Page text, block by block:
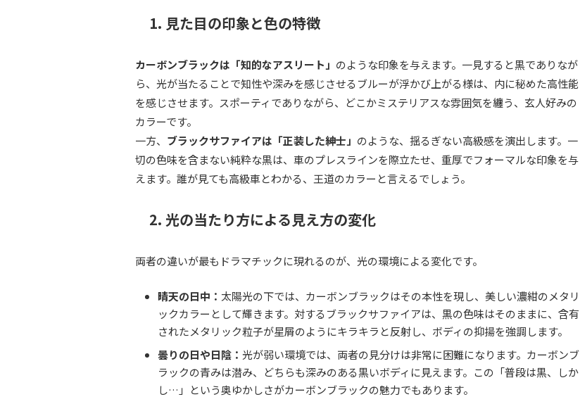
1. 見た目の印象と色の特徴
カーボンブラックは「知的なアスリート」 のような印象を与えます。一見すると黒でありなが
ら、光が当たることで知性や深みを感じさせるブルーが浮かび上がる様は、内に秘めた高性能
を感じさせます。スポーティでありながら、どこかミステリアスな雰囲気を纏う、玄人好みの
カラーです。
一方、 ブラックサファイアは「正装した紳士」 のような、揺るぎない高級感を演出します。一
切の色味を含まない純粋な黒は、車のプレスラインを際立たせ、重厚でフォーマルな印象を与
えます。誰が見ても高級車とわかる、王道のカラーと言えるでしょう。
2. 光の当たり方による見え方の変化
両者の違いが最もドラマチックに現れるのが、光の環境による変化です。
晴天の日中： 太陽光の下では、カーボンブラックはその本性を現し、美しい濃紺のメタリ
ックカラーとして輝きます。対するブラックサファイアは、黒の色味はそのままに、含有
されたメタリック粒子が星屑のようにキラキラと反射し、ボディの抑揚を強調します。
曇りの日や日陰： 光が弱い環境では、両者の見分けは非常に困難になります。カーボンブ
ラックの青みは潜み、どちらも深みのある黒いボディに見えます。この「普段は黒、しか
し…」という奥ゆかしさがカーボンブラックの魅力でもあります。